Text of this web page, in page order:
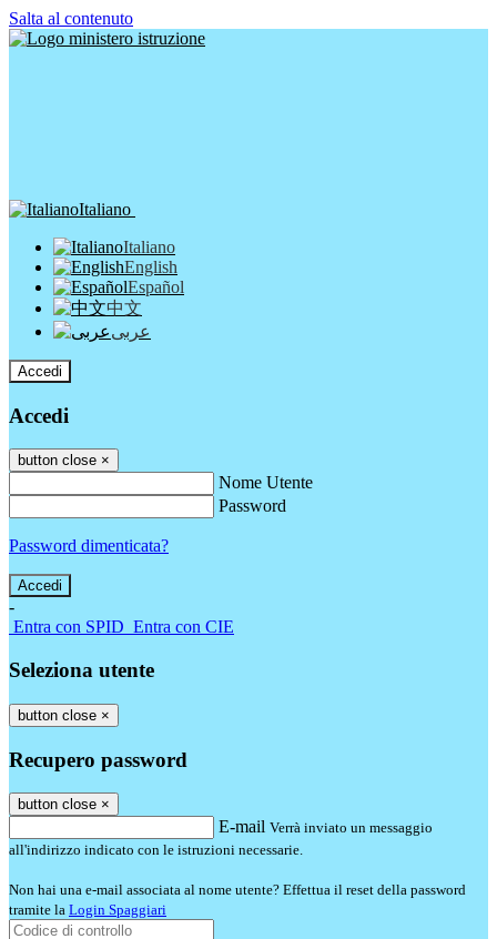
Salta al contenuto
Italiano
Italiano
English
Español
中文
عربى
Accedi
Accedi
button close ×
Nome Utente
Password
Password dimenticata?
-
Entra con SPID Entra con CIE
Seleziona utente
button close ×
Recupero password
button close ×
E-mail Verrà inviato un messaggio
all'indirizzo indicato con le istruzioni necessarie.
Non hai una e-mail associata al nome utente? Effettua il reset della password
tramite la Login Spaggiari